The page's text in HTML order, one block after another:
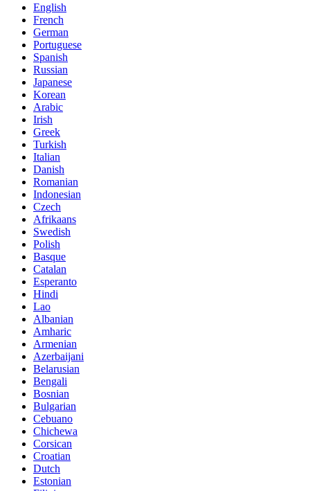
English
French
German
Portuguese
Spanish
Russian
Japanese
Korean
Arabic
Irish
Greek
Turkish
Italian
Danish
Romanian
Indonesian
Czech
Afrikaans
Swedish
Polish
Basque
Catalan
Esperanto
Hindi
Lao
Albanian
Amharic
Armenian
Azerbaijani
Belarusian
Bengali
Bosnian
Bulgarian
Cebuano
Chichewa
Corsican
Croatian
Dutch
Estonian